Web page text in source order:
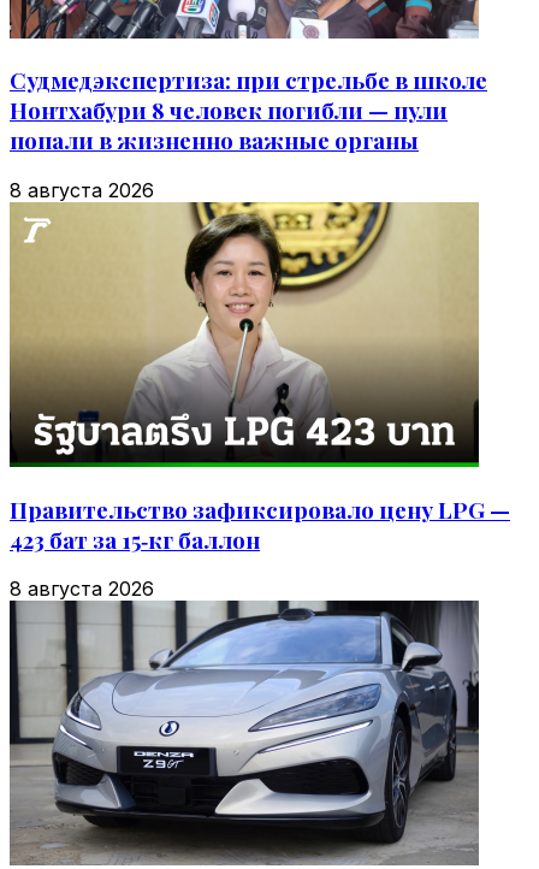
Судмедэкспертиза: при стрельбе в школе
Нонтхабури 8 человек погибли — пули
попали в жизненно важные органы
8 августа 2026
Правительство зафиксировало цену LPG —
423 бат за 15‑кг баллон
8 августа 2026